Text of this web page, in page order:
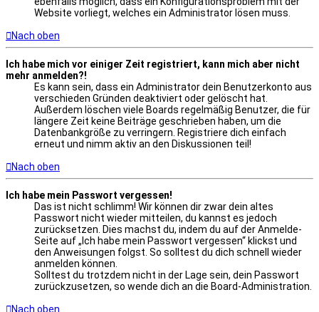
Website vorliegt, welches ein Administrator lösen muss.
Nach oben
Ich habe mich vor einiger Zeit registriert, kann mich aber nicht
mehr anmelden?!
Es kann sein, dass ein Administrator dein Benutzerkonto aus
verschieden Gründen deaktiviert oder gelöscht hat.
Außerdem löschen viele Boards regelmäßig Benutzer, die für
längere Zeit keine Beiträge geschrieben haben, um die
Datenbankgröße zu verringern. Registriere dich einfach
erneut und nimm aktiv an den Diskussionen teil!
Nach oben
Ich habe mein Passwort vergessen!
Das ist nicht schlimm! Wir können dir zwar dein altes
Passwort nicht wieder mitteilen, du kannst es jedoch
zurücksetzen. Dies machst du, indem du auf der Anmelde-
Seite auf „Ich habe mein Passwort vergessen“ klickst und
den Anweisungen folgst. So solltest du dich schnell wieder
anmelden können.
Solltest du trotzdem nicht in der Lage sein, dein Passwort
zurückzusetzen, so wende dich an die Board-Administration.
Nach oben